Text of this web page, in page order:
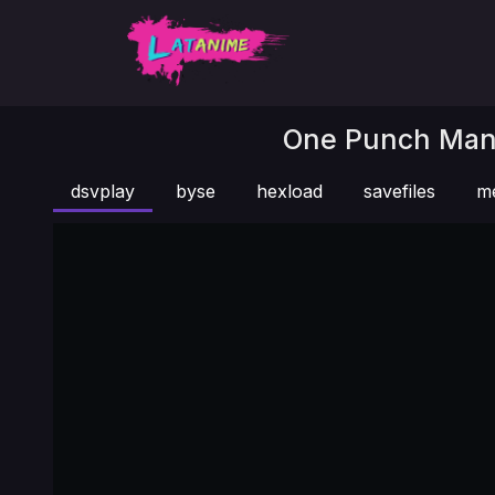
One Punch
dsvplay byse hexload savefiles